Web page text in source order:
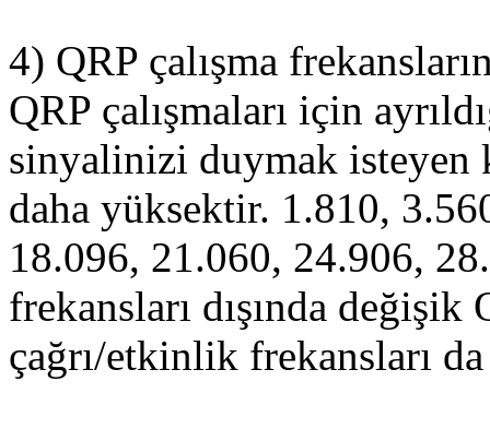
4) QRP çalışma
QRP çalışmaları için
sinyalinizi duymak isteyen
daha yüksektir. 1.810,
18.096, 21.060, 24.906,
frekansları dışında
çağrı/etkinlik frekansları da